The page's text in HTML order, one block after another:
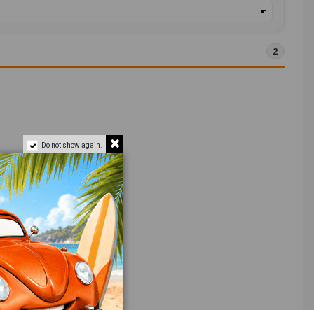
2
Do not show again.